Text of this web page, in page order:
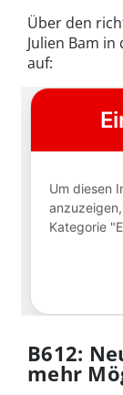
Über den
Julien Bam
auf:
B612:
mehr